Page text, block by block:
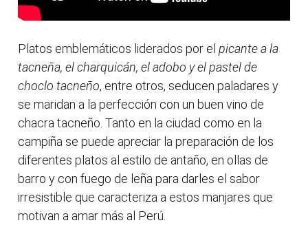
Platos emblemáticos liderados por el picante a la
tacneña, el charquicán, el adobo y el pastel de
choclo tacneño, entre otros, seducen paladares y
se maridan a la perfección con un buen vino de
chacra tacneño. Tanto en la ciudad como en la
campiña se puede apreciar la preparación de los
diferentes platos al estilo de antaño, en ollas de
barro y con fuego de leña para darles el sabor
irresistible que caracteriza a estos manjares que
motivan a amar más al Perú.